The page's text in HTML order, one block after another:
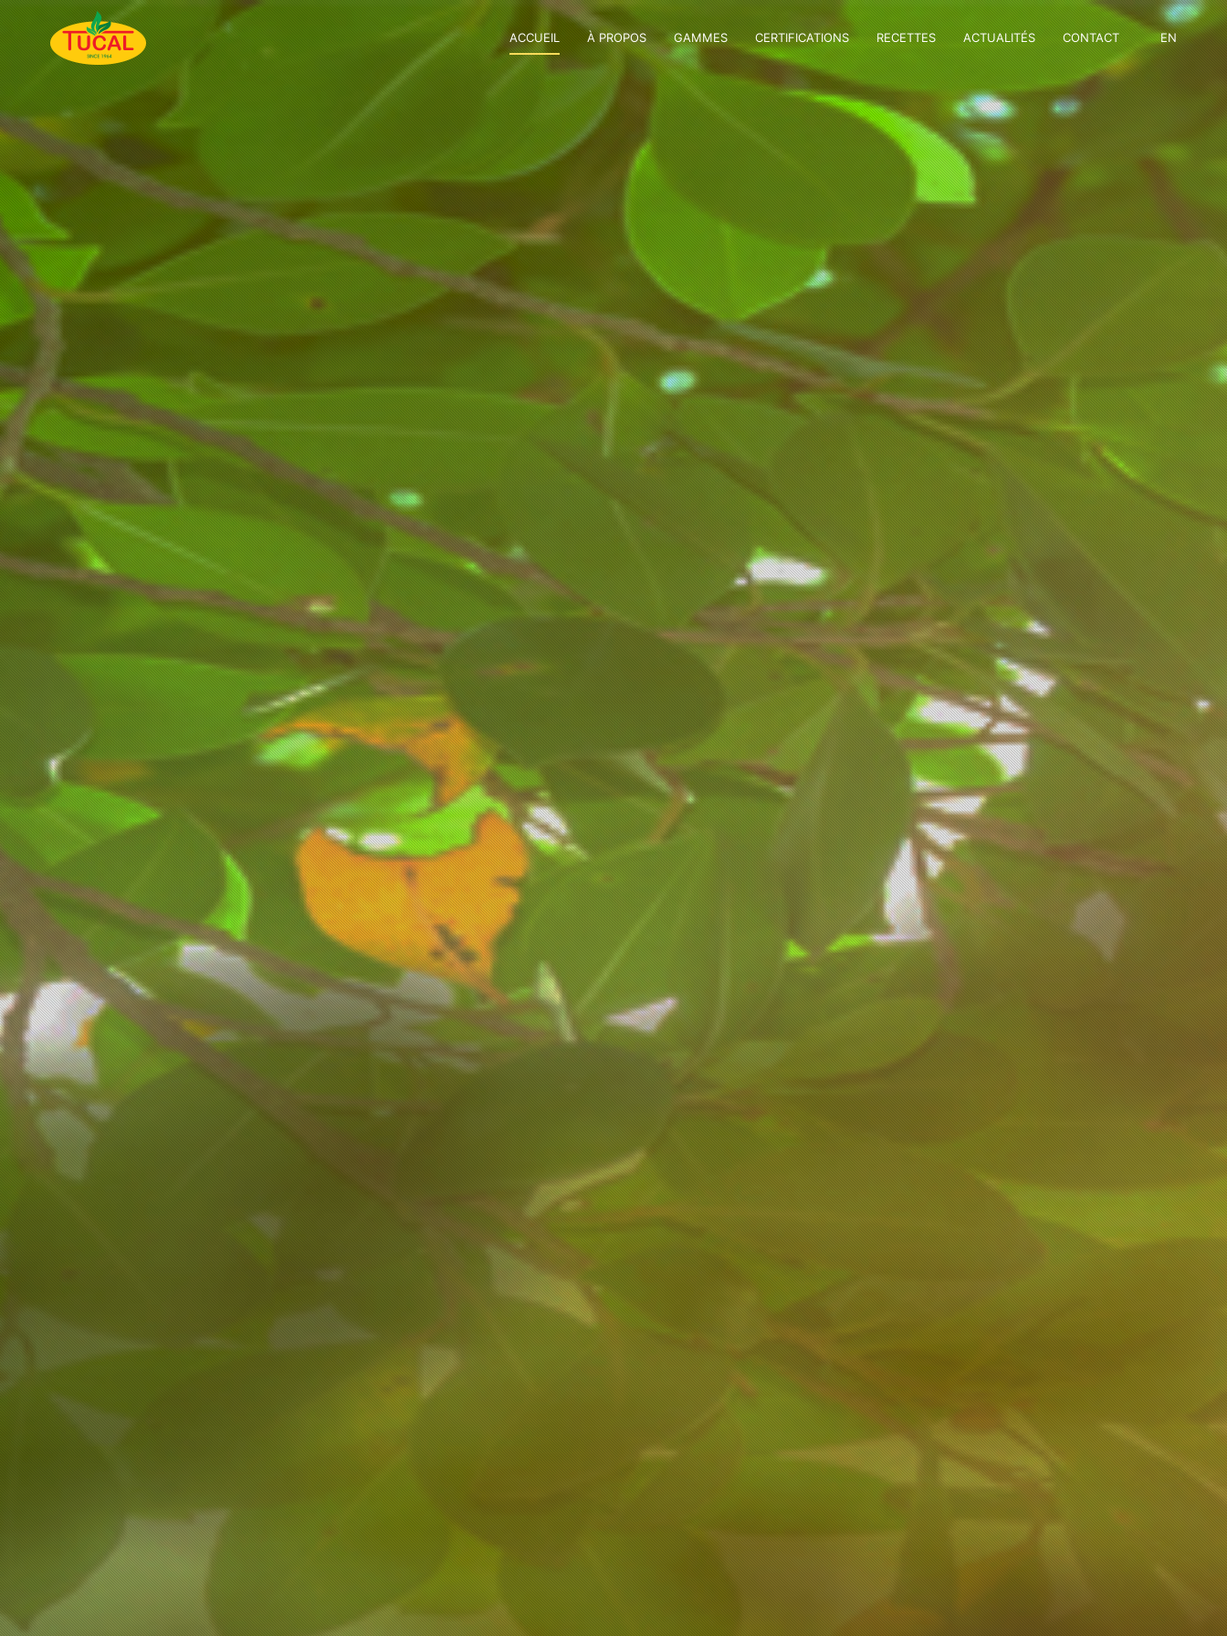
ACCUEIL À PROPOS GAMMES CERTIFICATIONS RECETTES ACTUALITÉS CONTACT EN